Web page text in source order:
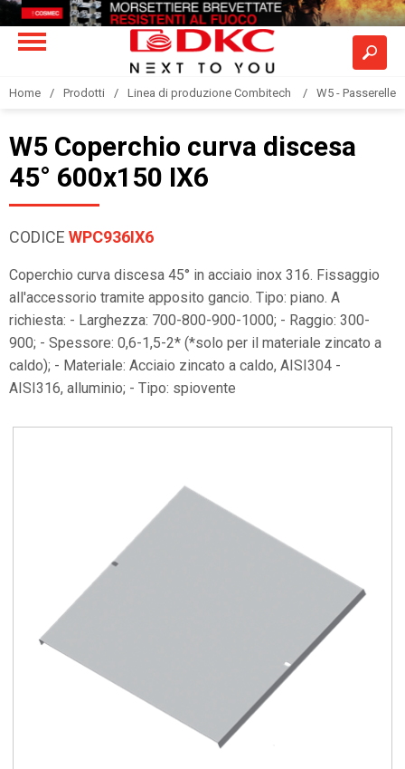
Home Prodotti Linea di produzione Combitech W5 - Passerelle
W5 Coperchio curva discesa
45° 600x150 IX6
CODICE WPC936IX6
Coperchio curva discesa 45° in acciaio inox 316. Fissaggio
all'accessorio tramite apposito gancio. Tipo: piano. A
richiesta: - Larghezza: 700-800-900-1000; - Raggio: 300-
900; - Spessore: 0,6-1,5-2* (*solo per il materiale zincato a
caldo); - Materiale: Acciaio zincato a caldo, AISI304 -
AISI316, alluminio; - Tipo: spiovente